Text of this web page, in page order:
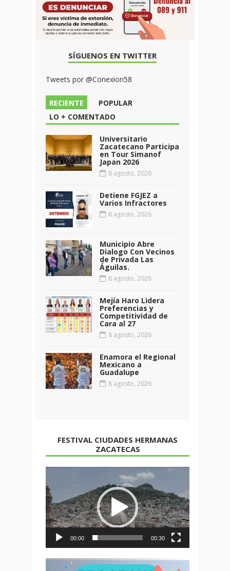
SÍGUENOS EN TWITTER
Tweets por @Conexion58
RECIENTE
POPULAR
LO + COMENTADO
Universitario
Zacatecano Participa
en Tour Simanof
Japan 2026
8 agosto, 2026
Detiene FGJEZ a
Varios Infractores
8 agosto, 2026
Municipio Abre
Dialogo Con Vecinos
de Privada Las
Águilas.
8 agosto, 2026
Mejía Haro Lidera
Preferencias y
Competitividad de
Cara al 27
8 agosto, 2026
Enamora el Regional
Mexicano a
Guadalupe
8 agosto, 2026
FESTIVAL CIUDADES HERMANAS
ZACATECAS
de
vídeo
00:00 00:30